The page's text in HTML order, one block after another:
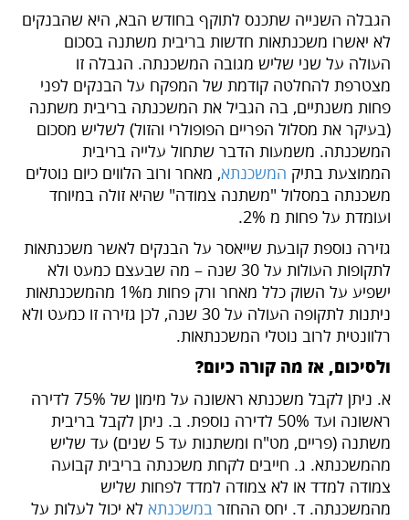
הגבלה השנייה שתכנס לתוקף בחודש הבא, היא שהבנקים
לא יאשרו משכנתאות חדשות בריבית משתנה בסכום
העולה על שני שליש מגובה המשכנתה. הגבלה זו
מצטרפת להחלטה קודמת של המפקח על הבנקים לפני
פחות משנתיים, בה הגביל את המשכנתה בריבית משתנה
(בעיקר את מסלול הפריים הפופולרי והזול) לשליש מסכום
המשכנתה. משמעות הדבר שתחול עלייה בריבית
הממוצעת בתיק המשכנתא, מאחר ורוב הלווים כיום נוטלים
משכנתה במסלול "משתנה צמודה" שהיא זולה במיוחד
ועומדת על פחות מ 2%.
גזירה נוספת קובעת שייאסר על הבנקים לאשר משכנתאות
לתקופות העולות על 30 שנה – מה שבעצם כמעט ולא
ישפיע על השוק כלל מאחר ורק פחות מ1% מהמשכנתאות
ניתנות לתקופה העולה על 30 שנה, לכן גזירה זו כמעט ולא
רלוונטית לרוב נוטלי המשכנתאות.
ולסיכום, אז מה קורה כיום?
א. ניתן לקבל משכנתא ראשונה על מימון של 75% לדירה
ראשונה ועד 50% לדירה נוספת. ב. ניתן לקבל בריבית
משתנה (פריים, מט"ח ומשתנות עד 5 שנים) עד שליש
מהמשכנתא. ג. חייבים לקחת משכנתה בריבית קבועה
צמודה למדד או לא צמודה למדד לפחות שליש
מהמשכנתה. ד. יחס ההחזר במשכנתא לא יכול לעלות על